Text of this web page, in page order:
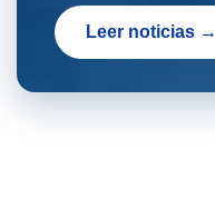
Leer noticias →